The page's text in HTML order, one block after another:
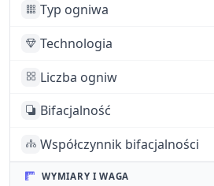
Typ ogniwa
Technologia
Liczba ogniw
Bifacjalność
Współczynnik bifacjalności
WYMIARY I WAGA